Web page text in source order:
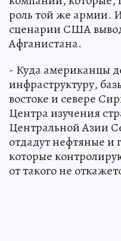
роль той же армии.
сценарии США
Афганистана.
- Куда американцы
инфраструктуру,
востоке и севере
Центра изучения
Центральной Азии
отдадут нефтяные и
которые
от такого не